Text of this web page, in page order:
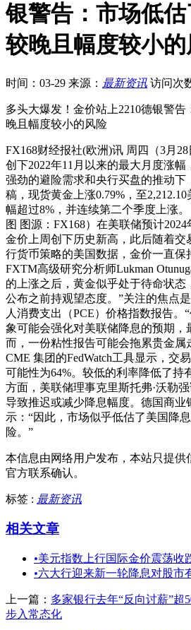
银警告：市场低
较晚且幅度较小
时间：03-29 来源： 最新资讯 访问次
多头大爆发！金价站上2210德银警
晚且幅度较小的风险
FX168财经报社(欧洲)讯 周四（3月
创下2022年11月以来的最大月度涨幅
强劲的避险需求和央行买盘的推动下
稿，现货黄金上涨0.79%，至
幅超过8%，并连续第二个季度上涨
图 图源：FX168）在美联储预计2024
金价上周创下历史新高，此后随着交
行货币策略的美国数据，金价一直保
FXTM高级研究分析师Lukman
的上涨之后，黄金似乎处于待命状
公布之前持观望态度。”关注的焦点
人消费支出（PCE）价格指数报告。
象可能会强化对美联储降息的预期，
而，一份粘性报告可能会拖累贵金属
CME 集团的FedWatch工具显示，交
可能性为64%。较低的利率降低了持
方面，美联储理事克里斯托弗·沃勒
导致推迟或减少降息幅度。德国商业
示：“因此，市场似乎低估了美国降
险。”
本信息由网络用户发布， 本站只提供
官方联系确认。
标签 : 最新资讯
相关文章
•美元指数上行国际金价震荡收
•六大行迎来新一轮降息对股市
上一篇： 多家银行去年“反向讨薪”超
步入常态化